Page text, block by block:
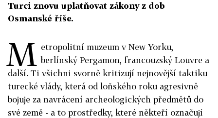
Turci znovu uplatňovat zákony z dob
Osmanské říše.
M etropolitní muzeum v New Yorku,
berlínský Pergamon, francouzský Louvre a
další. Ti všichni svorně kritizují nejnovější taktiku
turecké vlády, která od loňského roku agresivně
bojuje za navrácení archeologických předmětů do
své země - a to prostředky, které někteří označují